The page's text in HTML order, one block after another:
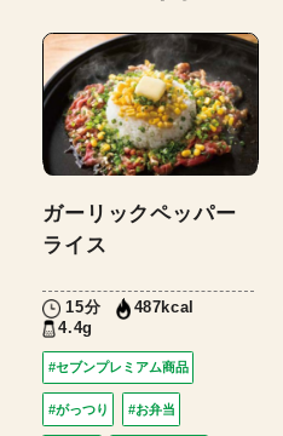
ガーリックペッパー
ライス
15分
487kcal
4.4g
#セブンプレミアム商品
#がっつり #お弁当